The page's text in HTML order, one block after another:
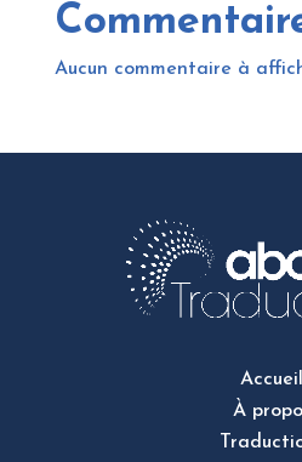
Aucun commentaire à
Accueil
À